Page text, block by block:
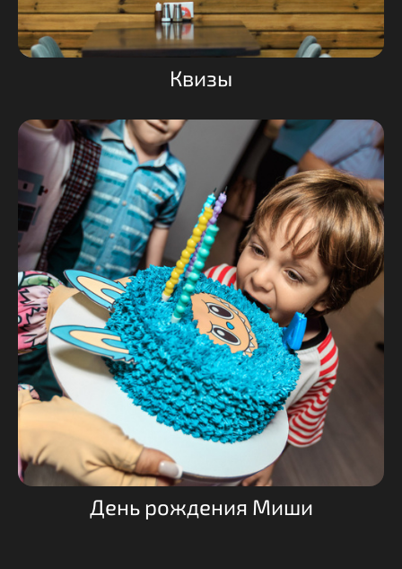
Квизы
День рождения Миши